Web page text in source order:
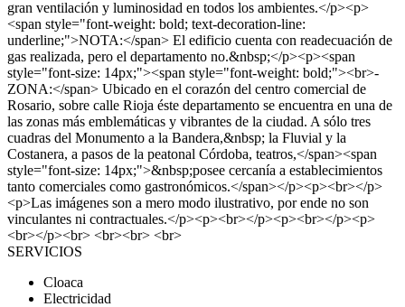
gran ventilación y luminosidad en todos los ambientes.</p><p>
<span style="font-weight: bold; text-decoration-line:
underline;">NOTA:</span> El edificio cuenta con readecuación de
gas realizada, pero el departamento no.&nbsp;</p><p><span
style="font-size: 14px;"><span style="font-weight: bold;"><br>-
ZONA:</span> Ubicado en el corazón del centro comercial de
Rosario, sobre calle Rioja éste departamento se encuentra en una de
las zonas más emblemáticas y vibrantes de la ciudad. A sólo tres
cuadras del Monumento a la Bandera,&nbsp; la Fluvial y la
Costanera, a pasos de la peatonal Córdoba, teatros,</span><span
style="font-size: 14px;">&nbsp;posee cercanía a establecimientos
tanto comerciales como gastronómicos.</span></p><p><br></p>
<p>Las imágenes son a mero modo ilustrativo, por ende no son
vinculantes ni contractuales.</p><p><br></p><p><br></p><p>
<br></p><br> <br><br> <br>
SERVICIOS
Cloaca
Electricidad